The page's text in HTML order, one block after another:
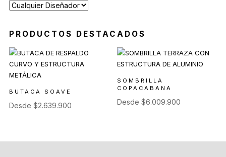
PRODUCTOS DESTACADOS
BUTACA SOAVE
Desde $2.639.900
SOMBRILLA
COPACABANA
Desde$6.009.900